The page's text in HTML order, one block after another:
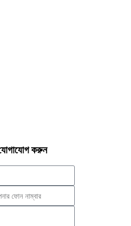
করুন